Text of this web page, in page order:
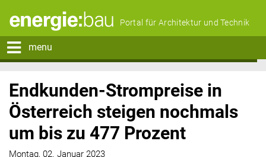
Portal für Architektur und Technik
menu
Endkunden-Strompreise in
Österreich steigen nochmals
um bis zu 477 Prozent
Montag, 02. Januar 2023